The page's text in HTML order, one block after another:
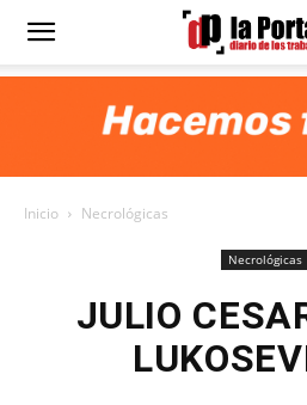
Diario
Inicio Necrológicas
Necrológicas
JULIO